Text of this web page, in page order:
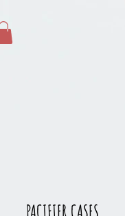
PACIFIER CASES